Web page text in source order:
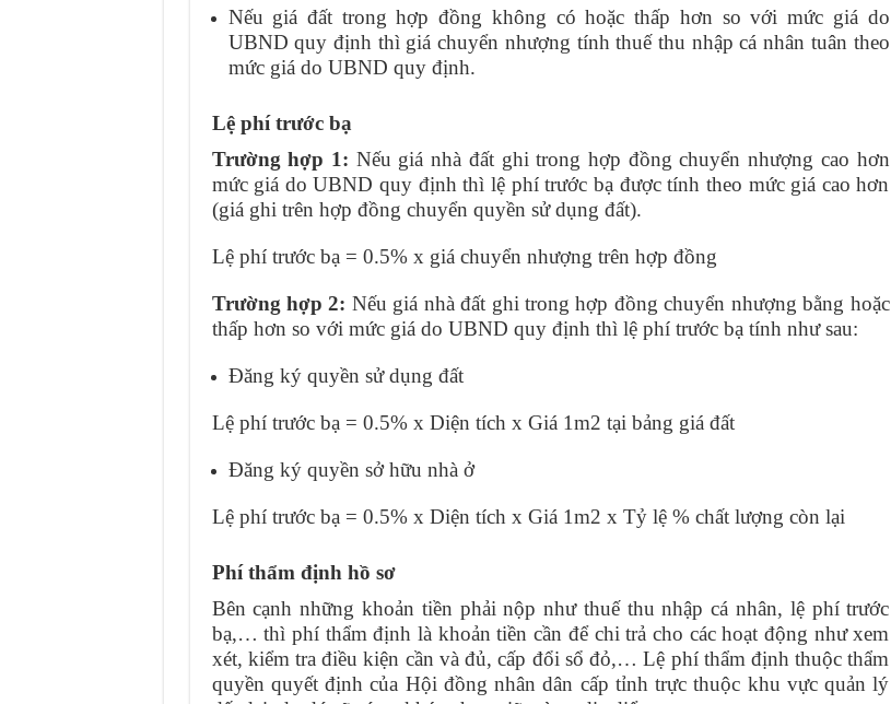
Nếu giá đất trong hợp đồng không có hoặc thấp hơn so với mức giá do
UBND quy định thì giá chuyển nhượng tính thuế thu nhập cá nhân tuân theo
mức giá do UBND quy định.
Lệ phí trước bạ
Trường hợp 1: Nếu giá nhà đất ghi trong hợp đồng chuyển nhượng cao hơn
mức giá do UBND quy định thì lệ phí trước bạ được tính theo mức giá cao hơn
(giá ghi trên hợp đồng chuyển quyền sử dụng đất).
Lệ phí trước bạ = 0.5% x giá chuyển nhượng trên hợp đồng
Trường hợp 2: Nếu giá nhà đất ghi trong hợp đồng chuyển nhượng bằng hoặc
thấp hơn so với mức giá do UBND quy định thì lệ phí trước bạ tính như sau:
Đăng ký quyền sử dụng đất
Lệ phí trước bạ = 0.5% x Diện tích x Giá 1m2 tại bảng giá đất
Đăng ký quyền sở hữu nhà ở
Lệ phí trước bạ = 0.5% x Diện tích x Giá 1m2 x Tỷ lệ % chất lượng còn lại
Phí thẩm định hồ sơ
Bên cạnh những khoản tiền phải nộp như thuế thu nhập cá nhân, lệ phí trước
bạ,… thì phí thẩm định là khoản tiền cần để chi trả cho các hoạt động như xem
xét, kiểm tra điều kiện cần và đủ, cấp đổi sổ đỏ,… Lệ phí thẩm định thuộc thẩm
quyền quyết định của Hội đồng nhân dân cấp tỉnh trực thuộc khu vực quản lý